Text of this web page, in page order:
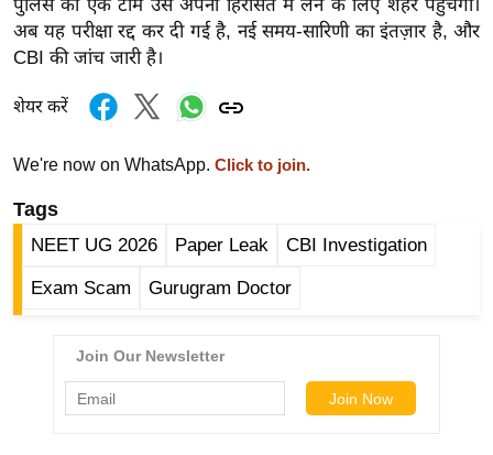
/
फै
न
रे
लू
स्खे
प
पुलिस की एक टीम उसे अपनी हिरासत में लेने के लिए शहर पहुंचेगी।
अब यह परीक्षा रद्द कर दी गई है, नई समय-सारिणी का इंतज़ार है, और
CBI की जांच जारी है।
शेयर करें
We're now on WhatsApp. Click to join.
Tags
NEET UG 2026 Paper Leak CBI Investigation
Exam Scam Gurugram Doctor